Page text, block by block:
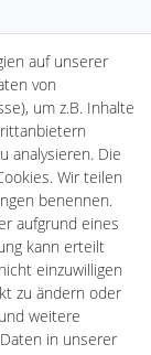
auf unserer
von
um z.B. Inhalte
analysieren. Die
Wir teilen
benennen.
aufgrund eines
kann erteilt
einzuwilligen
zu ändern oder
und weitere
in unserer